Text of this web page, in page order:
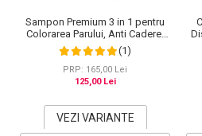
Sampon Premium 3 in 1 pentru
Colorarea Parului, Anti Cadere,
Regenerare cu Ghimbir si
Ginseng, 500 ml, #3 Saten inchis
(Dark Brown)
(1)
PRP: 165,00 Lei
125,00 Lei
VEZI VARIANTE